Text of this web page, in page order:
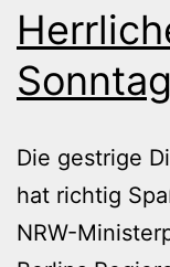
Die gestrige
hat richtig
NRW-